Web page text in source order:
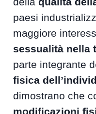
paesi
maggiore
sessualità nella
parte integrante
fisica
dimostrano che
modificazioni